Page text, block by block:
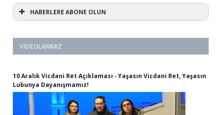
HABERLERE ABONE OLUN
VIDEOLARIMIZ
10 Aralık Vicdani Ret Açıklaması ‐ Yaşasın Vicdani Ret, Yaşasın
Lubunya Dayanışmamız!